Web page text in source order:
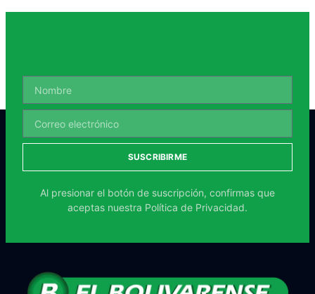
SUSCRIBIRME
Al presionar el botón de suscripción, confirmas que
aceptas nuestra Política de Privacidad.